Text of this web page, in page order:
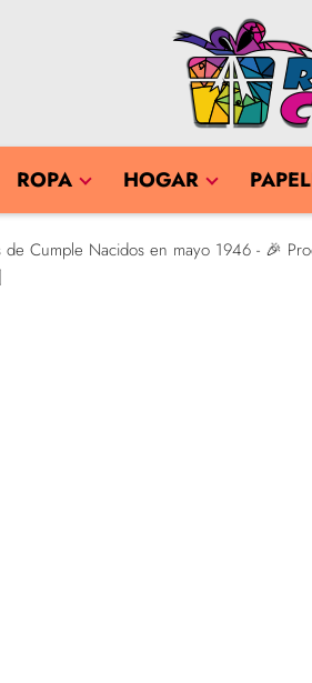
ROPA HOGAR
de Cumple Nacidos en mayo 1946 - 🎉